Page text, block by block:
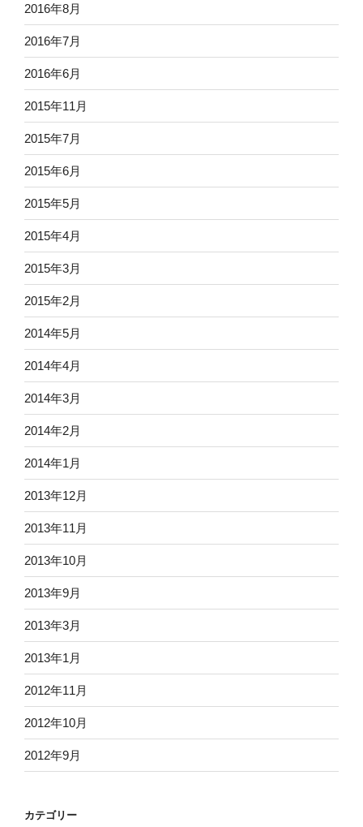
2016年8月
2016年7月
2016年6月
2015年11月
2015年7月
2015年6月
2015年5月
2015年4月
2015年3月
2015年2月
2014年5月
2014年4月
2014年3月
2014年2月
2014年1月
2013年12月
2013年11月
2013年10月
2013年9月
2013年3月
2013年1月
2012年11月
2012年10月
2012年9月
カテゴリー